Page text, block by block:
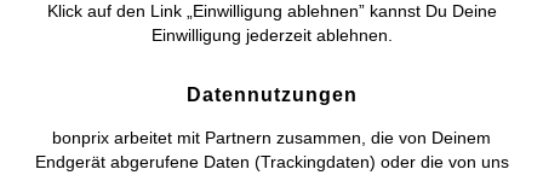
Klick auf den Link „Einwilligung ablehnen” kannst Du Deine
Einwilligung jederzeit ablehnen.
Datennutzungen
bonprix arbeitet mit Partnern zusammen, die von Deinem
Endgerät abgerufene Daten (Trackingdaten) oder die von uns